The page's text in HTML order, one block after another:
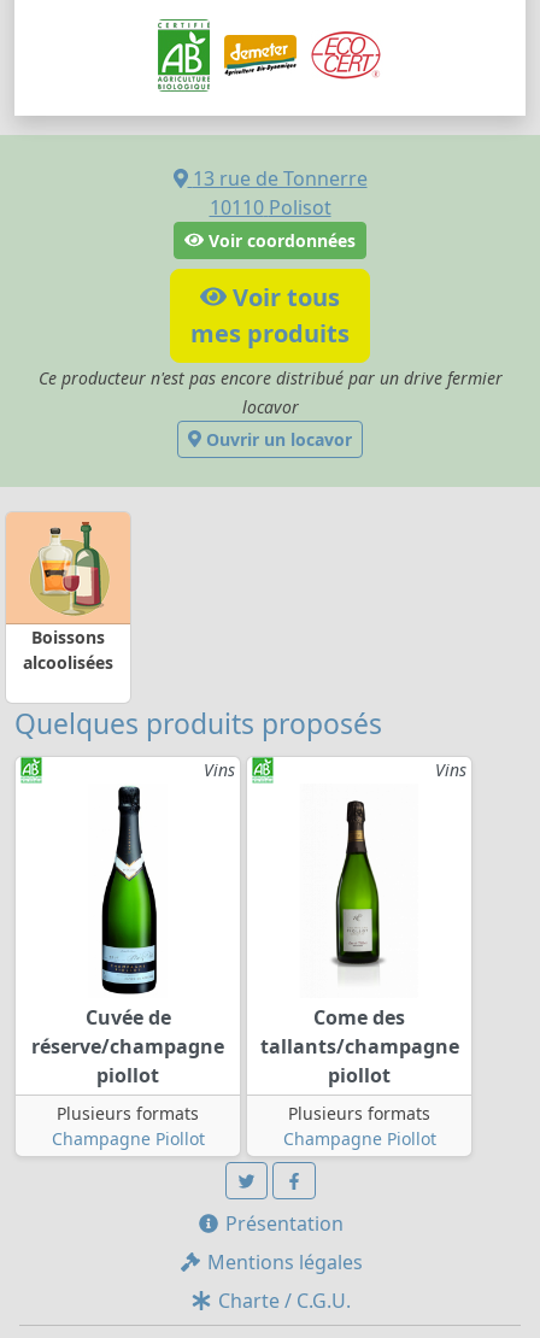
13 rue de Tonnerre
10110 Polisot
Voir coordonnées
Voir tous
mes produits
Ce producteur n'est pas encore distribué par un drive fermier
locavor
Ouvrir un locavor
Boissons
alcoolisées
Quelques produits proposés
Vins
Cuvée de
réserve/champagne
piollot
Plusieurs formats
Champagne Piollot
Vins
Come des
tallants/champagne
piollot
Plusieurs formats
Champagne Piollot
Présentation
Mentions légales
Charte / C.G.U.